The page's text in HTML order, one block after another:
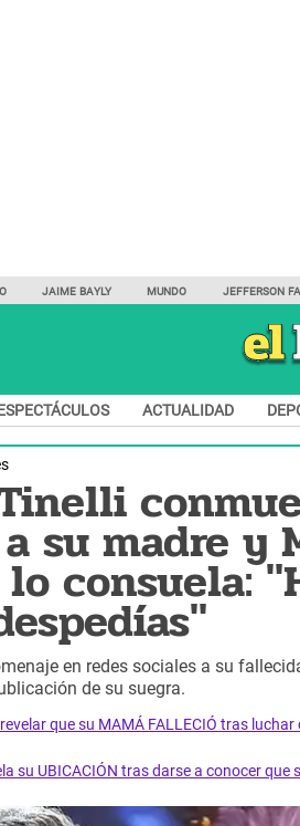
JAIME BAYLY MUNDO JEFFERSON
ACTUALIDAD
su madre y
consuela:
en redes sociales a su
de su suegra.
que su MAMÁ FALLECIÓ tras
su UBICACIÓN tras darse a conocer que